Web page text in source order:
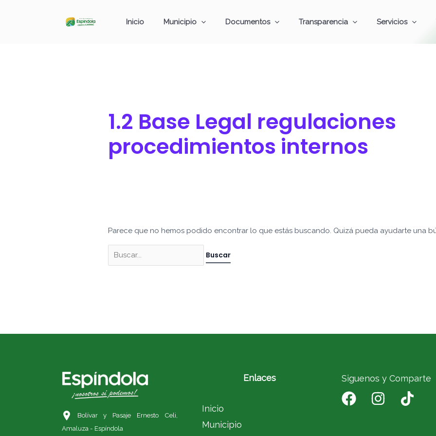
Inicio Municipio Documentos Transparencia Servicios
1.2 Base Legal regulaciones
procedimientos internos
Parece que no hemos podido encontrar lo que estás buscando. Quizá pueda ayudarte una
Bolívar y Pasaje Ernesto Celi,
Amaluza - Espíndola
Enlaces
Inicio
Municipio
Siguenos y Comparte